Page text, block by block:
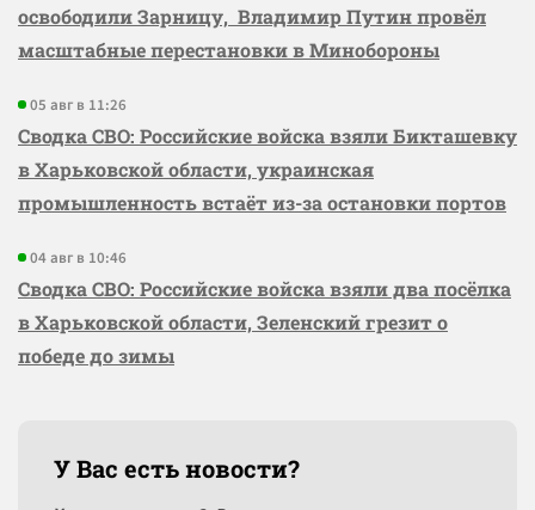
освободили Зарницу, Владимир Путин провёл
масштабные перестановки в Минобороны
05 авг в 11:26
Сводка СВО: Российские войска взяли Бикташевку
в Харьковской области, украинская
промышленность встаёт из-за остановки портов
04 авг в 10:46
Сводка СВО: Российские войска взяли два посёлка
в Харьковской области, Зеленский грезит о
победе до зимы
У Вас есть новости?